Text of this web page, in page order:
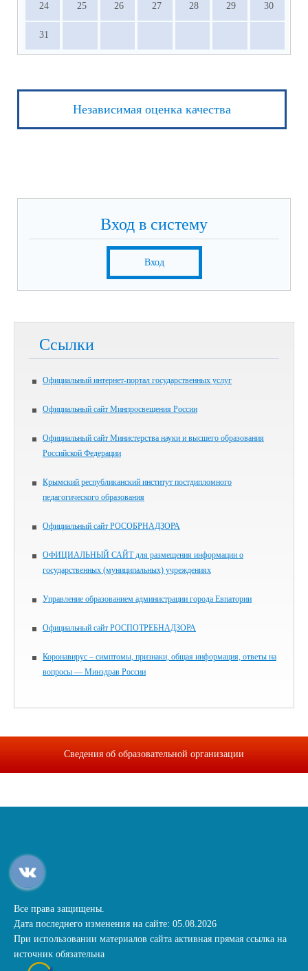
24 25 26 27 28 29 30
31
Независимая оценка качества
Вход в систему
Вход
Ссылки
Официальный интернет-портал государственных услуг
Официальный сайт Минпросвещения России
Официальный сайт Министерства науки и высшего образования
Российской Федерации
Крымский республиканский институт постдипломного
педагогического образования
Официальный сайт РОСОБРНАДЗОРА
ОФИЦИАЛЬНЫЙ САЙТ для размещения информации о
государственных (муниципальных) учреждениях
Управление образованием администрации города Евпатории
Официальный сайт РОСПОТРЕБНАДЗОРА
Коронавирус – симптомы, признаки, общая информация, ответы на
вопросы — Минздрав России
Сведения об образовательной организации
Все права защищены.
Дата последнего изменения на сайте: 05.08.2026
При использовании материалов сайта активная прямая ссылка на
источник обязательна